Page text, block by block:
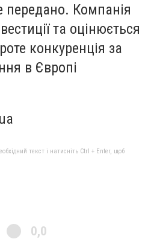
передано. Компанія
та оцінюється
конкуренція за
в Європі
текст і натисніть Ctrl + Enter, щоб
0,0